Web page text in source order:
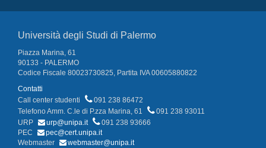
Università degli Studi di Palermo
Piazza Marina, 61
90133 - PALERMO
Codice Fiscale 80023730825, Partita IVA 00605880822
Contatti
Call center studenti
091 238 86472
Telefono Amm. C.le di P.zza Marina, 61
091 238 93011
URP
urp@unipa.it
091 238 93666
PEC
pec@cert.unipa.it
Webmaster
webmaster@unipa.it